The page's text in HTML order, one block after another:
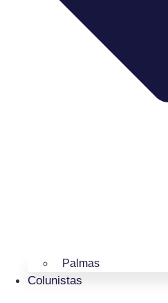
Palmas
Colunistas